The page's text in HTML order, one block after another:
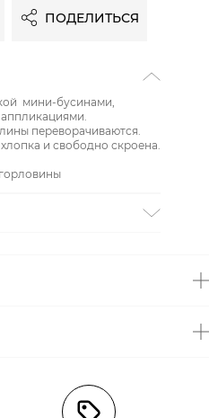
ПОДЕЛИТЬСЯ
мини-бусинами,
переворачиваются.
и свободно скроена.
и сушить